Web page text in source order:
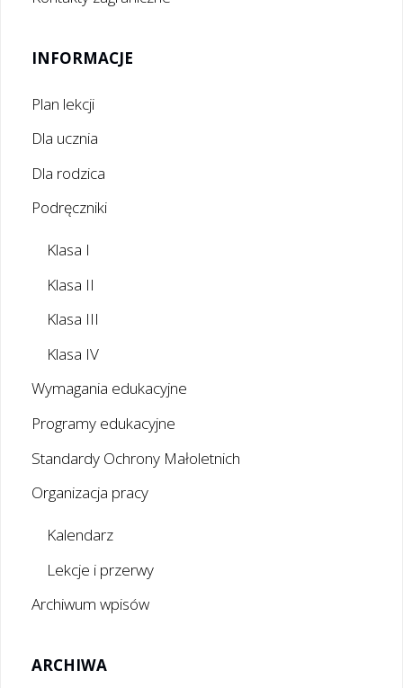
INFORMACJE
Plan lekcji
Dla ucznia
Dla rodzica
Podręczniki
Klasa I
Klasa II
Klasa III
Klasa IV
Wymagania edukacyjne
Programy edukacyjne
Standardy Ochrony Małoletnich
Organizacja pracy
Kalendarz
Lekcje i przerwy
Archiwum wpisów
ARCHIWA